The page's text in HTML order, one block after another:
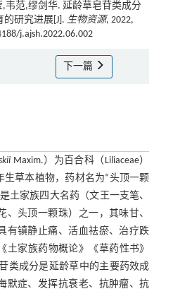
韦范,缪剑华. 延龄草皂苷类成分
研究进展[J]. 生物资源, 2022,
j.ajsh.2022.06.002
下一篇
Maxim.）为百合科（Liliaceae）
生草本植物，药材名为“头顶一颗
土家族四大名药（文王一支笔、
、头顶一颗珠）之一，其味甘、
有镇静止痛、活血祛瘀、治疗跌
土家族药物概论》《草药性书》
类成分是延龄草中的主要药效成
默症、发挥抗衰老、抗肿瘤、抗